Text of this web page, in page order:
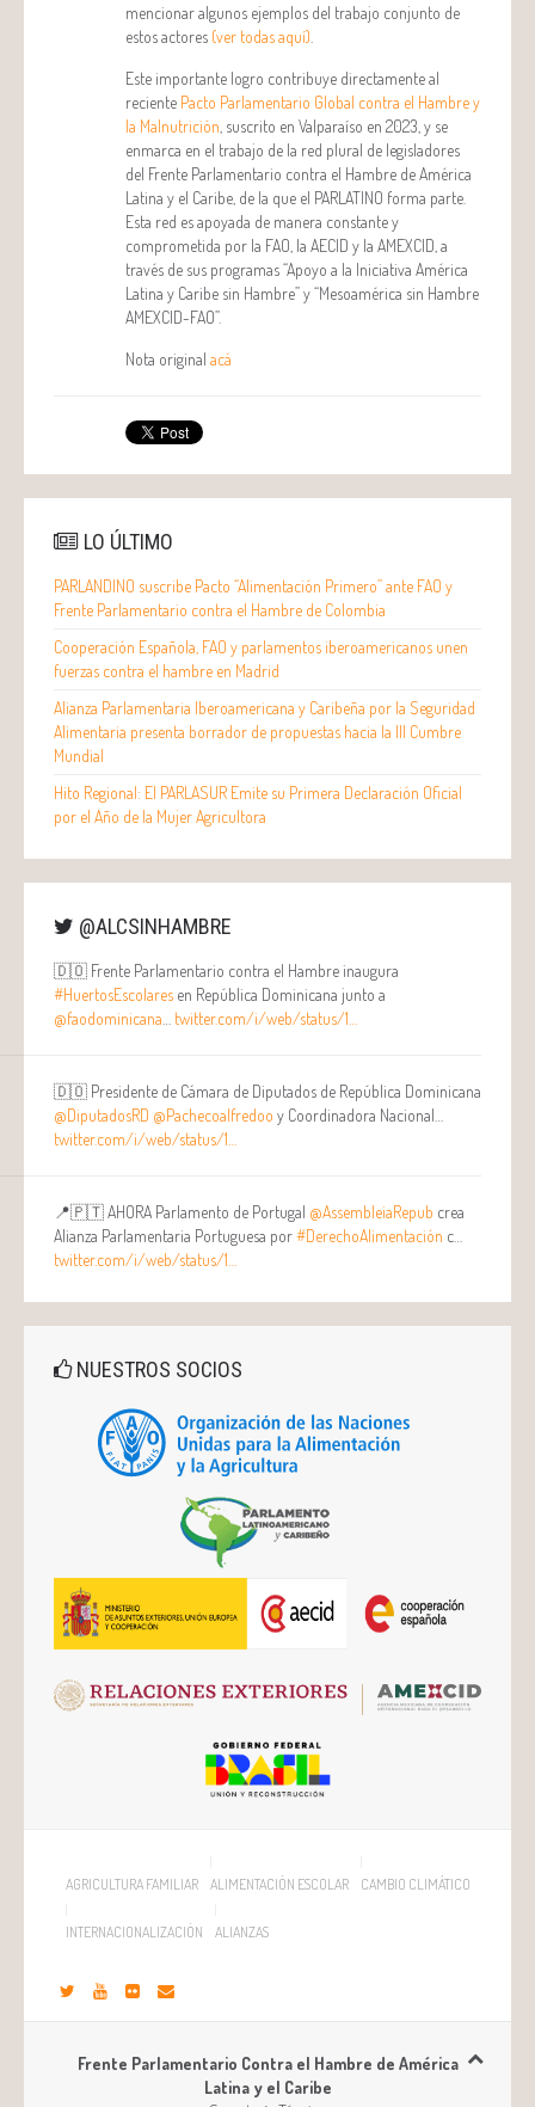
mencionar algunos ejemplos del trabajo conjunto de
estos actores (ver todas aquí)
Este importante logro contribuye directamente al
reciente Pacto Parlamentario Global contra el Hambre y
la Malnutrición , suscrito en Valparaíso en 2023, y se
enmarca en el trabajo de la red plural de legisladores
del Frente Parlamentario contra el Hambre de América
Latina y el Caribe, de la que el PARLATINO forma parte.
Esta red es apoyada de manera constante y
comprometida por la FAO, la AECID y la AMEXCID, a
través de sus programas “Apoyo a la Iniciativa América
Latina y Caribe sin Hambre” y “Mesoamérica sin Hambre
AMEXCID-FAO”.
Nota original acá
LO ÚLTIMO
PARLANDINO suscribe Pacto “Alimentación Primero” ante FAO y
Frente Parlamentario contra el Hambre de Colombia
Cooperación Española, FAO y parlamentos iberoamericanos unen
fuerzas contra el hambre en Madrid
Alianza Parlamentaria Iberoamericana y Caribeña por la Seguridad
Alimentaria presenta borrador de propuestas hacia la III Cumbre
Mundial
Hito Regional: El PARLASUR Emite su Primera Declaración Oficial
por el Año de la Mujer Agricultora
@ALCSINHAMBRE
🇩🇴 Frente Parlamentario contra el Hambre inaugura
#HuertosEscolares en República Dominicana junto a
@faodominicana
twitter.com/i/web/status/1…
🇩🇴 Presidente de Cámara de Diputados de República Dominicana
@DiputadosRD @Pachecoalfredoo y Coordinadora Nacional…
twitter.com/i/web/status/1…
📍🇵🇹 AHORA Parlamento de Portugal @AssembleiaRepub crea
Alianza Parlamentaria Portuguesa por#DerechoAlimentación c…
twitter.com/i/web/status/1…
NUESTROS SOCIOS
AGRICULTURA FAMILIAR ALIMENTACIÓN ESCOLAR CAMBIO CLIMÁTICO
INTERNACIONALIZACIÓN ALIANZAS
Frente Parlamentario Contra el Hambre de América
Latina y el Caribe